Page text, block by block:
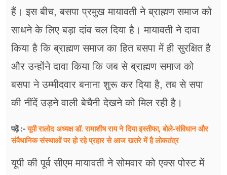
हैं। इस बीच, बसपा प्रमुख मायावती ने ब्राह्मण समाज को
साधने के लिए बड़ा दांव चल दिया है। मायावती ने दावा
किया है कि ब्राह्मण समाज का हित बसपा में ही सुरक्षित है
और उन्होंने दावा किया कि जब से ब्राह्मण समाज को
बसपा ने उम्मीदवार बनाना शुरू कर दिया है, तब से सपा
की नींदें उड़ने वाली बेचैनी देखने को मिल रही है।
पढ़ें :-यूपी रालोद अध्यक्ष डॉ. रामाशीष राय ने दिया इस्तीफा, बोले-संविधान और
संवैधानिक संस्थाओं पर हो रहे प्रहार से आज खतरे में है लोकतंत्र
यूपी की पूर्व सीएम मायावती ने सोमवार को एक्स पोस्ट में